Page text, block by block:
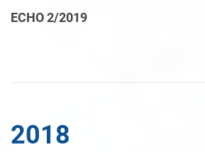
ECHO 2/2019
2018